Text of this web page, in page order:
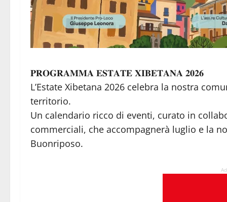
𝐏𝐑𝐎𝐆𝐑𝐀𝐌𝐌𝐀 𝐄𝐒𝐓𝐀𝐓𝐄 𝐗𝐈𝐁𝐄𝐓𝐀𝐍𝐀 𝟐𝟎𝟐𝟔
L’Estate Xibetana 2026 celebra la nostra
territorio.
Un calendario ricco di eventi, curato in
commerciali, che accompagnerà luglio e la
Buonriposo.